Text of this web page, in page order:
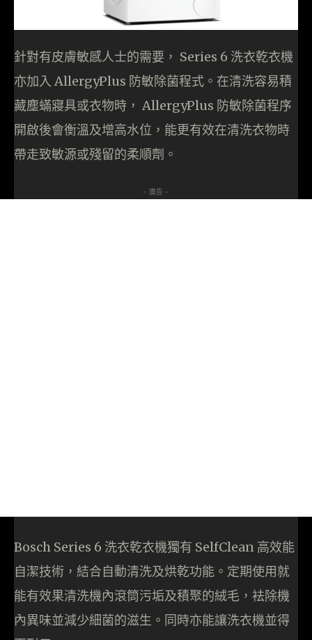
針對有皮膚敏感人士的需要， Series 6 洗衣乾衣機
亦加入 AllergyPlus 防敏除菌程式。在清洗容易積
藏塵蟎寢具或衣物時， AllergyPlus 防敏除菌程序
開啟後會衡溫及增高水位，能更有效在清洗衣物時
帶走致敏源或殘留的柔順劑。
- 廣告 -
Bosch Series 6 洗衣乾衣機獨有 SelfClean 高效能
自潔技術，結合自動清洗及烘乾功能。定期使用就
能有效果清洗機內滾筒污垢及積聚的絨毛，袪除機
內異味並減少細菌的滋生。同時亦能讓洗衣機並得